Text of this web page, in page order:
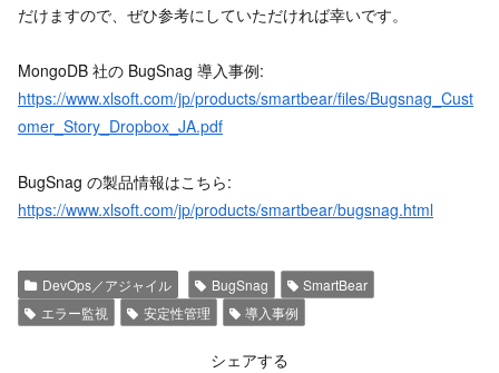
だけますので、ぜひ参考にしていただければ幸いです。
MongoDB 社の BugSnag 導入事例:
https://www.xlsoft.com/jp/products/smartbear/files/Bugsnag_Cust
omer_Story_Dropbox_JA.pdf
BugSnag の製品情報はこちら:
https://www.xlsoft.com/jp/products/smartbear/bugsnag.html
DevOps／アジャイル BugSnag
SmartBear
エラー監視
安定性管理 導入事例
シェアする